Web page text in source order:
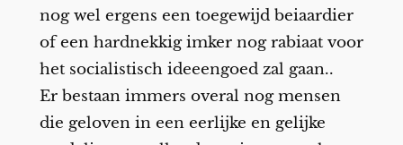
nog wel ergens een toegewijd beiaardier
of een hardnekkig imker nog rabiaat voor
het socialistisch ideeengoed zal gaan..
Er bestaan immers overal nog mensen
die geloven in een eerlijke en gelijke